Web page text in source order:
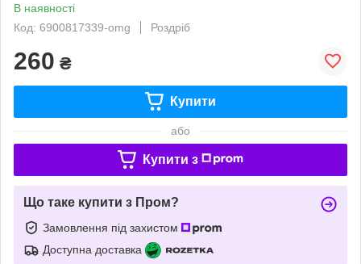
В наявності
Код: 6900817339-omg
Роздріб
260 ₴
Купити
або
Купити з
Що таке купити з Пром?
Замовлення під захистом
Доступна доставка